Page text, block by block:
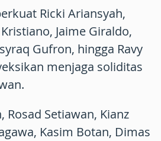
Ricki Ariansyah,
Jaime Giraldo,
Gufron, hingga Ravy
menjaga soliditas
Rosad Setiawan, Kianz
Kasim Botan, Dimas